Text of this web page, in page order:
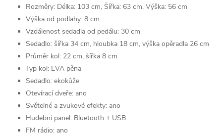
Rozměry: Délka: 103 cm, Šířka: 63 cm, Výška: 56 cm
Výška od podlahy: 8 cm
Vzdálenost sedadla od pedálu: 30 cm
Sedadlo: šířka 34 cm, hloubka 18 cm, výška opěradla 26 cm
Průměr kol: 22 cm, šířka 8 cm
Typ kol: EVA pěna
Sedadlo: ekokůže
Otevírací dveře: ano
Světelné a zvukové efekty: ano
Hudební panel: Bluetooth + USB
FM rádio: ano